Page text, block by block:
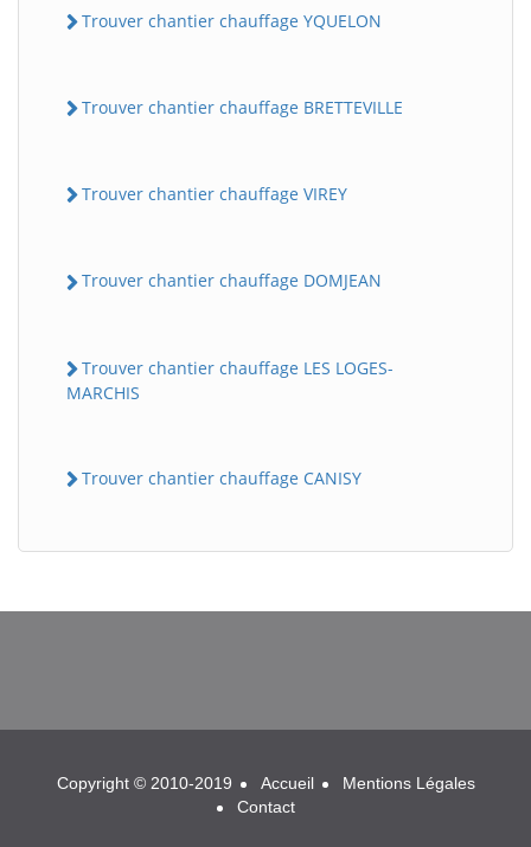
Trouver chantier chauffage YQUELON
Trouver chantier chauffage BRETTEVILLE
Trouver chantier chauffage VIREY
Trouver chantier chauffage DOMJEAN
Trouver chantier chauffage LES LOGES-
MARCHIS
Trouver chantier chauffage CANISY
BatiWebPro
Copyright © 2010-2019 Accueil
Mentions Légales
Contact